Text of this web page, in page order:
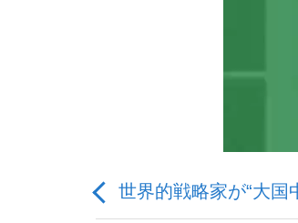
世界的戦略家が“大国